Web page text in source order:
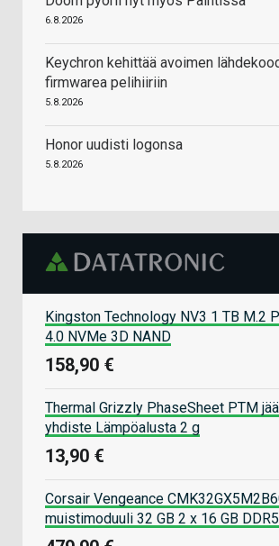
6.8.2026
Keychron kehittää avoimen
firmwarea pelihiiriin
5.8.2026
Honor uudisti logonsa
5.8.2026
Kingston Technology NV3 1 TB M.2
4.0 NVMe 3D NAND
158,90 €
Thermal Grizzly PhaseSheet PTM
yhdiste Lämpöalusta 2 g
13,90 €
Corsair Vengeance
muistimoduuli 32 GB 2 x 16 GB